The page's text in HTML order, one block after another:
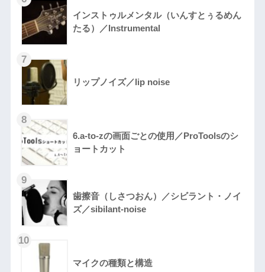
インストゥルメンタル（いんすとぅるめん
たる）／Instrumental
リップノイズ／lip noise
6.a-to-zの画面ごとの使用／ProToolsのシ
ョートカット
歯擦音（しさつおん）／シビラント・ノイ
ズ／sibilant-noise
マイクの種類と構造